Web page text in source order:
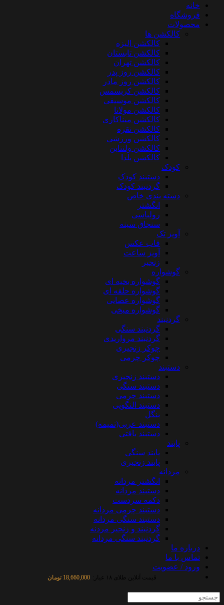
خانه
فروشگاه
محصولات
کالکشن ها
کالکشن الیزه
کالکشن تابستان
کالکشن تهران
کالکشن روز پدر
کالکشن روز مادر
کالکشن کریسمس
کالکشن موسیقی
کالکشن مولانا
کالکشن میناکاری
کالکشن نقره
کالکشن ورزشی
کالکشن ولنتاین
کالکشن یلدا
کودک
دستبند کودک
گردنبند کودک
دسته بندی خاص
انگشتر
رولباسی
سنجاق سینه
آویز تک
قاب عکس
آویز ساعت
زنجیر
گوشواره
گوشواره بخیه ای
گوشواره حلقه ای
گوشواره عصایی
گوشواره میخی
گردنبند
گردنبند سنگی
گردنبند مرواریدی
چوکر زنجیری
چوکر چرمی
دستبند
دستبند زنجیری
دستبند سنگی
دستبند چرمی
دستبند النگویی
بنگل
دستبند عربی(تمیمه)
دستبند بافتی
پابند
پابند سنگی
پابند زنجیری
مردانه
انگشتر مردانه
دستبند مردانه
دکمه سردست
دستبند چرمی مردانه
دستبند سنگی مردانه
گردنبند و زنجیر مردنه
گردنبند سنگی مردانه
درباره ما
تماس با ما
ورود / عضویت
قیمت آنلاین طلای ۱۸ عیار: 18,660,000 تومان